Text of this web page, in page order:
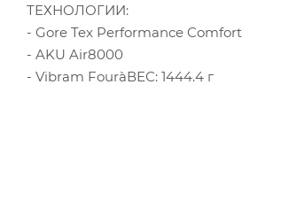
ТЕХНОЛОГИИ:
- Gore Tex Performance Comfort
- AKU Air8000
- Vibram FouràВЕС: 1444.4 г